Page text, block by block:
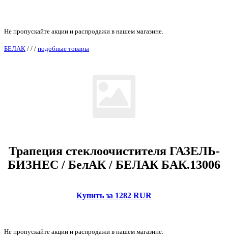
Не пропускайте акции и распродажи в нашем магазине.
БЕЛАК / / / подобные товары
Трапеция стеклоочистителя ГАЗЕЛЬ-
БИЗНЕС / БелАК / БЕЛАК БАК.13006
Купить за 1282 RUR
Не пропускайте акции и распродажи в нашем магазине.